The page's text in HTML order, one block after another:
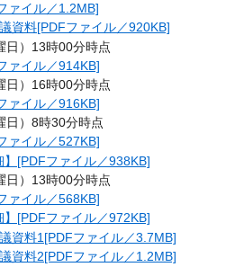
ァイル／1.2MB]
資料[PDFファイル／920KB]
日）13時00分時点
ァイル／914KB]
日）16時00分時点
ァイル／916KB]
日）8時30分時点
ァイル／527KB]
】[PDFファイル／938KB]
日）13時00分時点
ァイル／568KB]
】[PDFファイル／972KB]
資料1[PDFファイル／3.7MB]
資料2[PDFファイル／1.2MB]